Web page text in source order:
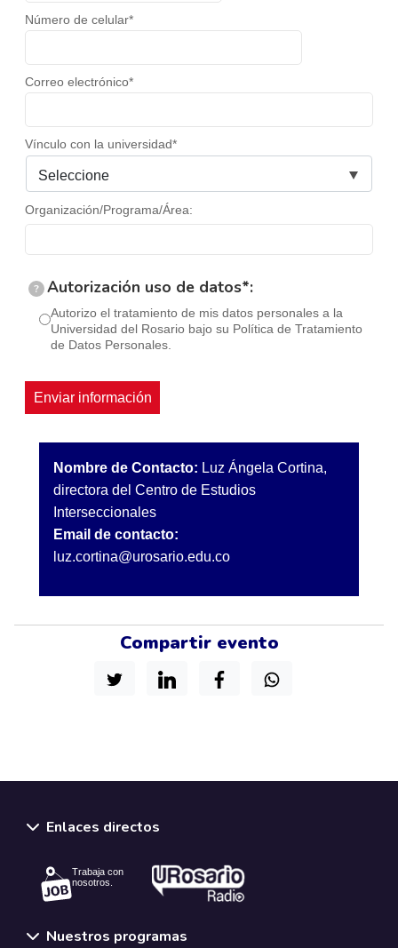
Número de celular*
Correo electrónico*
Vínculo con la universidad*
Organización/Programa/Área:
? Autorización uso de datos*:
Autorizo el tratamiento de mis datos personales a la
Universidad del Rosario bajo su Política de Tratamiento
de Datos Personales.
Nombre de Contacto: Luz Ángela Cortina,
directora del Centro de Estudios
Interseccionales
Email de contacto:
luz.cortina@urosario.edu.co
Compartir evento
Enlaces directos
Trabaja con
nosotros.
Nuestros programas